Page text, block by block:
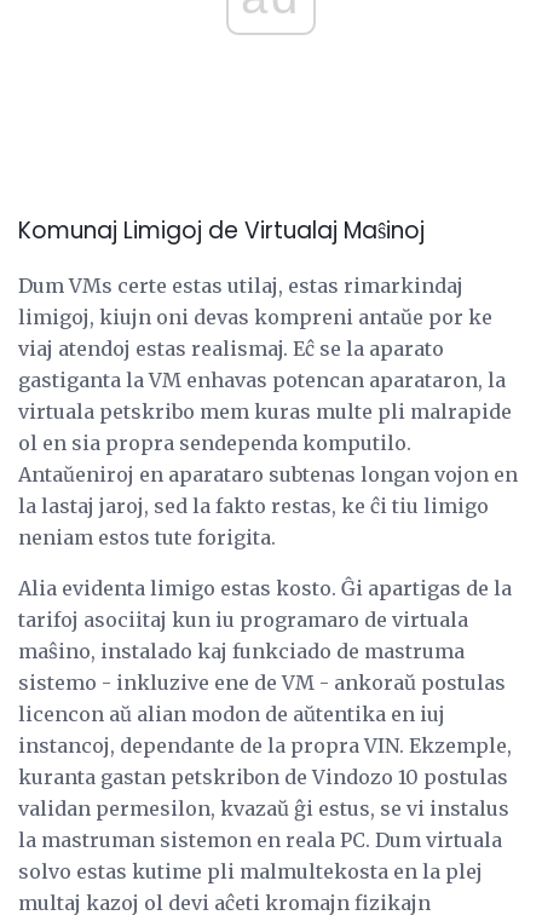
Komunaj Limigoj de Virtualaj Maŝinoj
Dum VMs certe estas utilaj, estas rimarkindaj
limigoj, kiujn oni devas kompreni antaŭe por ke
viaj atendoj estas realismaj. Eĉ se la aparato
gastiganta la VM enhavas potencan aparataron, la
virtuala petskribo mem kuras multe pli malrapide
ol en sia propra sendependa komputilo.
Antaŭeniroj en aparataro subtenas longan vojon en
la lastaj jaroj, sed la fakto restas, ke ĉi tiu limigo
neniam estos tute forigita.
Alia evidenta limigo estas kosto. Ĝi apartigas de la
tarifoj asociitaj kun iu programaro de virtuala
maŝino, instalado kaj funkciado de mastruma
sistemo - inkluzive ene de VM - ankoraŭ postulas
licencon aŭ alian modon de aŭtentika en iuj
instancoj, dependante de la propra VIN. Ekzemple,
kuranta gastan petskribon de Vindozo 10 postulas
validan permesilon, kvazaŭ ĝi estus, se vi instalus
la mastruman sistemon en reala PC. Dum virtuala
solvo estas kutime pli malmultekosta en la plej
multaj kazoj ol devi aĉeti kromajn fizikajn